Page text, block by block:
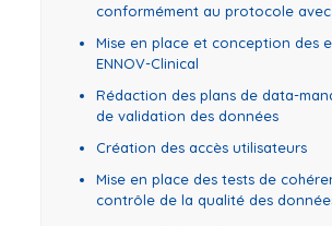
conformément au protocole avec
Mise en place et conception des
ENNOV-Clinical
Rédaction des plans de data-
de validation des données
Création des accès utilisateurs
Mise en place des tests de
contrôle de la qualité des